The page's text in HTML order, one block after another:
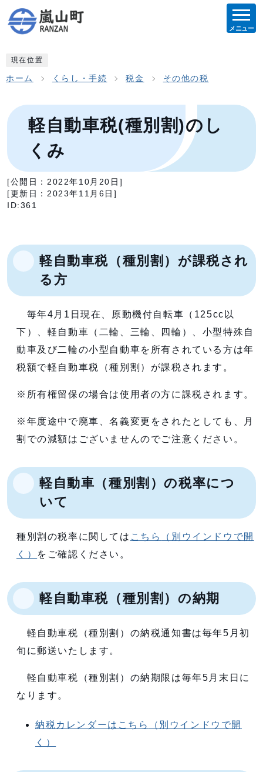
メニュー
現在位置
ホーム くらし・手続 税金 その他の税
軽自動車税(種別割)のし
くみ
[公開日： 2022年10月20日 ]
[更新日： 2023年11月6日 ]
ID:361
軽自動車税（種別割）が課税され
る方
毎年4月1日現在、原動機付自転車（125cc以
下）、軽自動車（二輪、三輪、四輪）、小型特殊自
動車及び二輪の小型自動車を所有されている方は年
税額で軽自動車税（種別割）が課税されます。
※所有権留保の場合は使用者の方に課税されます。
※年度途中で廃車、名義変更をされたとしても、月
割での減額はございませんのでご注意ください。
軽自動車（種別割）の税率につ
いて
種別割の税率に関しては こちら
（別ウインドウで開
く）
をご確認ください。
軽自動車税（種別割）の納期
軽自動車税（種別割）の納税通知書は毎年5月初
旬に郵送いたします。
軽自動車税（種別割）の納期限は毎年5月末日に
なります。
納税カレンダーはこちら
（別ウインドウで開
く）